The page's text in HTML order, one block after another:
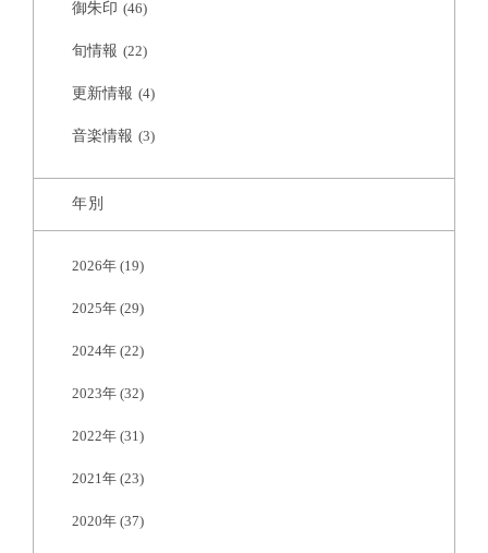
御朱印 (46)
旬情報 (22)
更新情報 (4)
音楽情報 (3)
年別
2026年 (19)
2025年 (29)
2024年 (22)
2023年 (32)
2022年 (31)
2021年 (23)
2020年 (37)